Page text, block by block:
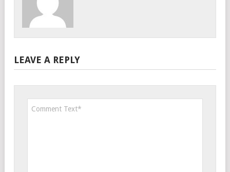
LEAVE A REPLY